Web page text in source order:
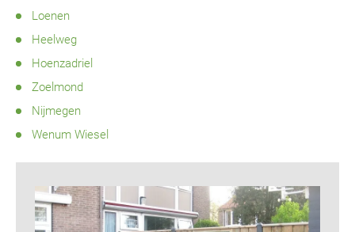
Loenen
Heelweg
Hoenzadriel
Zoelmond
Nijmegen
Wenum Wiesel